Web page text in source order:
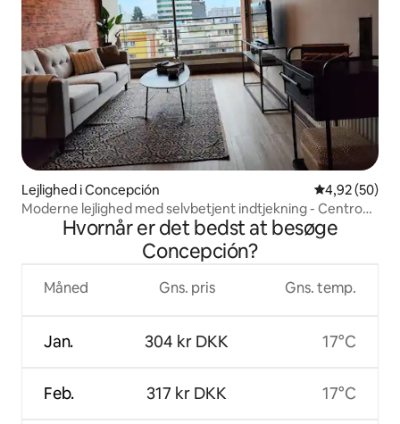
Lejlighed i Concepción 4,92 ud af 5 i
4,92 (50)
Moderne lejlighed med selvbetjent indtjekning - Centro
Hvornår er det bedst at besøge
Concepción?
Måned
Jan.
Feb.
Gns. pris
304 kr DKK
317 kr DKK
Gns. temp.
17°C
17°C